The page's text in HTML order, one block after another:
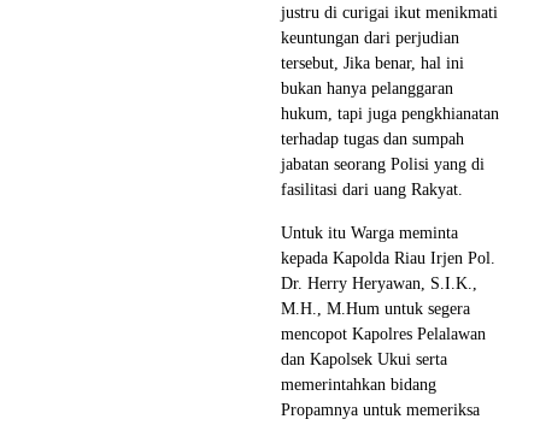
justru di curigai ikut menikmati
keuntungan dari perjudian
tersebut, Jika benar, hal ini
bukan hanya pelanggaran
hukum, tapi juga pengkhianatan
terhadap tugas dan sumpah
jabatan seorang Polisi yang di
fasilitasi dari uang Rakyat.
Untuk itu Warga meminta
kepada Kapolda Riau Irjen Pol.
Dr. Herry Heryawan, S.I.K.,
M.H., M.Hum untuk segera
mencopot Kapolres Pelalawan
dan Kapolsek Ukui serta
memerintahkan bidang
Propamnya untuk memeriksa